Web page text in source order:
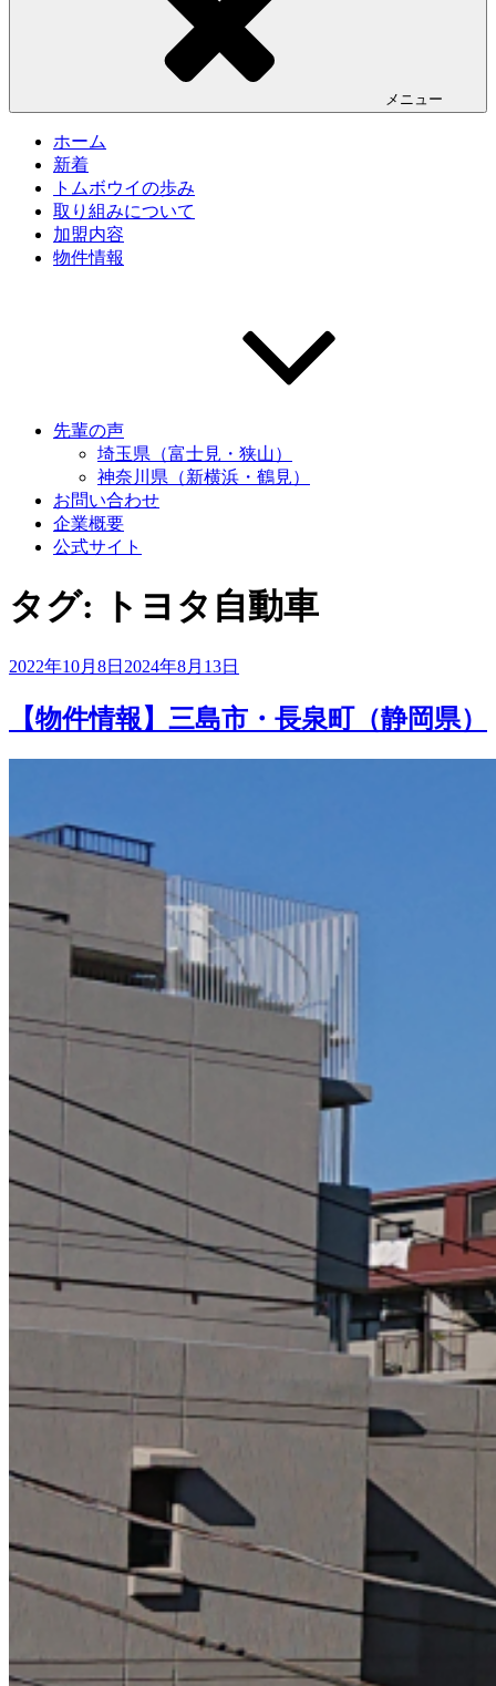
メニュー
ホーム
新着
トムボウイの歩み
取り組みについて
加盟内容
物件情報
先輩の声
埼玉県（富士見・狭山）
神奈川県（新横浜・鶴見）
お問い合わせ
企業概要
公式サイト
タグ: トヨタ自動車
投
日:
2022年10月8日 2024年8月13日
【物件情報】三島市・長泉町（静岡県）